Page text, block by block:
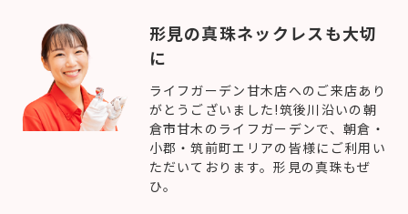
形見の真珠ネックレスも大切
に
ライフガーデン甘木店へのご来店あり
がとうございました!筑後川沿いの朝
倉市甘木のライフガーデンで、朝倉・
小郡・筑前町エリアの皆様にご利用い
ただいております。形見の真珠もぜ
ひ。